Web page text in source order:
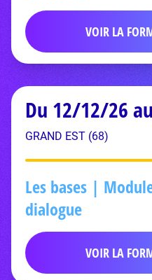
VOIR LA
Du 12/12/26
GRAND EST (68)
Les bases |
dialogue
VOIR LA